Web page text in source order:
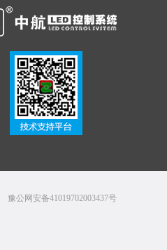
豫公网安备41019702003437号
销售二部
13949094233 刘先生
13346958092 张亮光